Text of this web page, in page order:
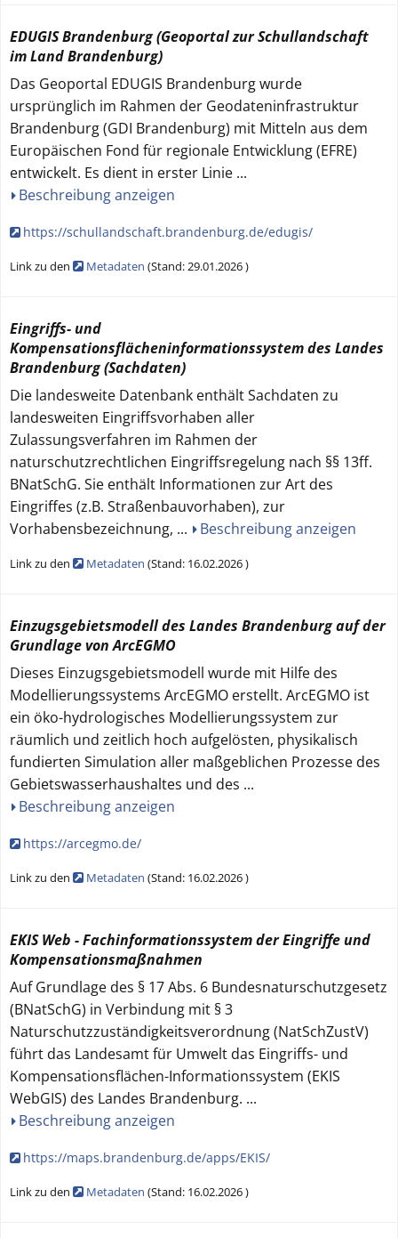
EDUGIS Brandenburg (Geoportal zur Schullandschaft
im Land Brandenburg)
Das Geoportal EDUGIS Brandenburg wurde
ursprünglich im Rahmen der Geodateninfrastruktur
Brandenburg (GDI Brandenburg) mit Mitteln aus dem
Europäischen Fond für regionale Entwicklung (EFRE)
entwickelt. Es dient in erster Linie ...
Beschreibung anzeigen
https://schullandschaft.brandenburg.de/edugis/
Link zu den Metadaten (Stand:29.01.2026)
Eingriffs- und
Kompensationsflächeninformationssystem des Landes
Brandenburg (Sachdaten)
Die landesweite Datenbank enthält Sachdaten zu
landesweiten Eingriffsvorhaben aller
Zulassungsverfahren im Rahmen der
naturschutzrechtlichen Eingriffsregelung nach §§ 13ff.
BNatSchG. Sie enthält Informationen zur Art des
Eingriffes (z.B. Straßenbauvorhaben), zur
Vorhabensbezeichnung, ... Beschreibung anzeigen
Link zu den Metadaten (Stand: 16.02.2026)
Einzugsgebietsmodell des Landes Brandenburg auf der
Grundlage von ArcEGMO
Dieses Einzugsgebietsmodell wurde mit Hilfe des
Modellierungssystems ArcEGMO erstellt. ArcEGMO ist
ein öko-hydrologisches Modellierungssystem zur
räumlich und zeitlich hoch aufgelösten, physikalisch
fundierten Simulation aller maßgeblichen Prozesse des
Gebietswasserhaushaltes und des ...
Beschreibung anzeigen
https://arcegmo.de/
Link zu den Metadaten (Stand: 16.02.2026)
EKIS Web - Fachinformationssystem der Eingriffe und
Kompensationsmaßnahmen
Auf Grundlage des § 17 Abs. 6 Bundesnaturschutzgesetz
(BNatSchG) in Verbindung mit § 3
Naturschutzzuständigkeitsverordnung (NatSchZustV)
führt das Landesamt für Umwelt das Eingriffs- und
Kompensationsflächen-Informationssystem (EKIS
WebGIS) des Landes Brandenburg. ...
Beschreibung anzeigen
https://maps.brandenburg.de/apps/EKIS/
Link zu den Metadaten (Stand: 16.02.2026)